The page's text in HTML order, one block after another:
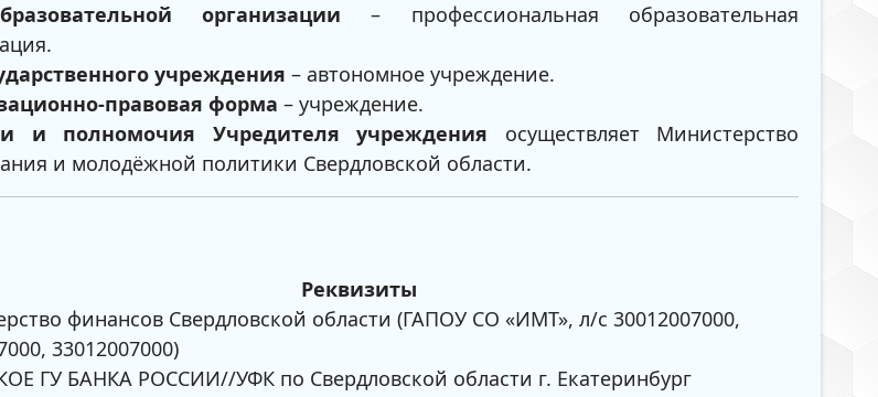
организации – профессиональная образовательная
учреждения– автономное учреждение.
правовая форма – учреждение.
и полномочия Учредителя учреждения осуществляет Министерство
и молодёжной политики Свердловской области.
Реквизиты
финансов Свердловской области (ГАПОУ СО «ИМТ», л/с 30012007000,
33012007000)
ГУ БАНКА РОССИИ//УФК по Свердловской области г. Екатеринбург